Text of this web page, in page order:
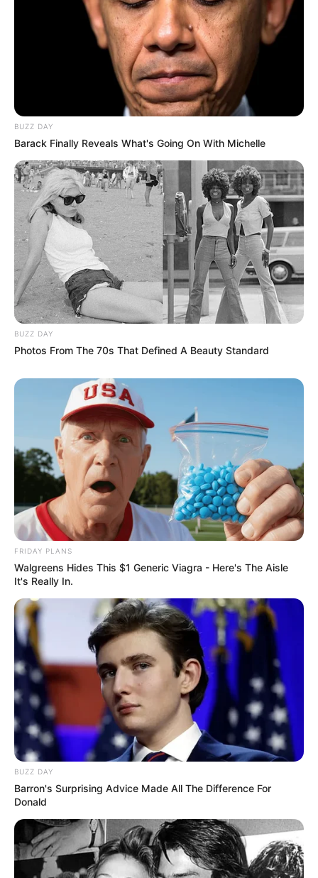
BUZZ DAY
Barack Finally Reveals What's Going On With Michelle
BUZZ DAY
Photos From The 70s That Defined A Beauty Standard
FRIDAY PLANS
Walgreens Hides This $1 Generic Viagra - Here's The Aisle
It's Really In.
BUZZ DAY
Barron's Surprising Advice Made All The Difference For
Donald